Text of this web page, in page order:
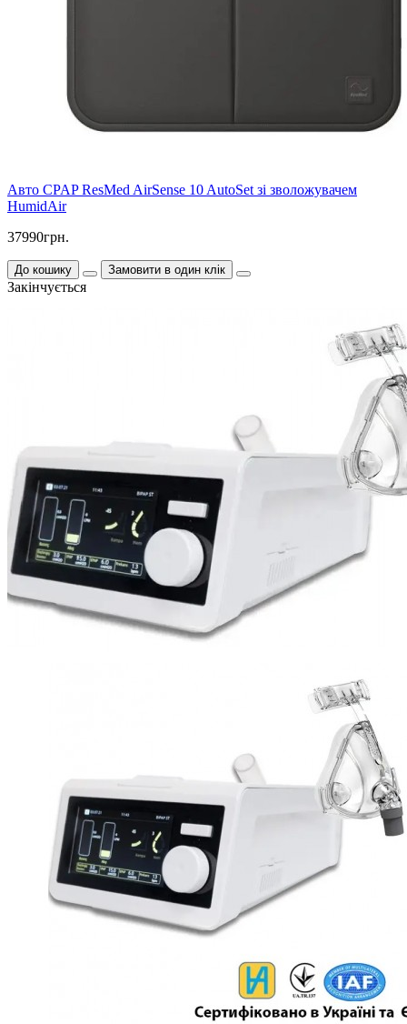
Авто CPAP ResMed AirSense 10 AutoSet зі зволожувачем
HumidAir
37990грн.
До кошику Замовити в один клік
Закінчується